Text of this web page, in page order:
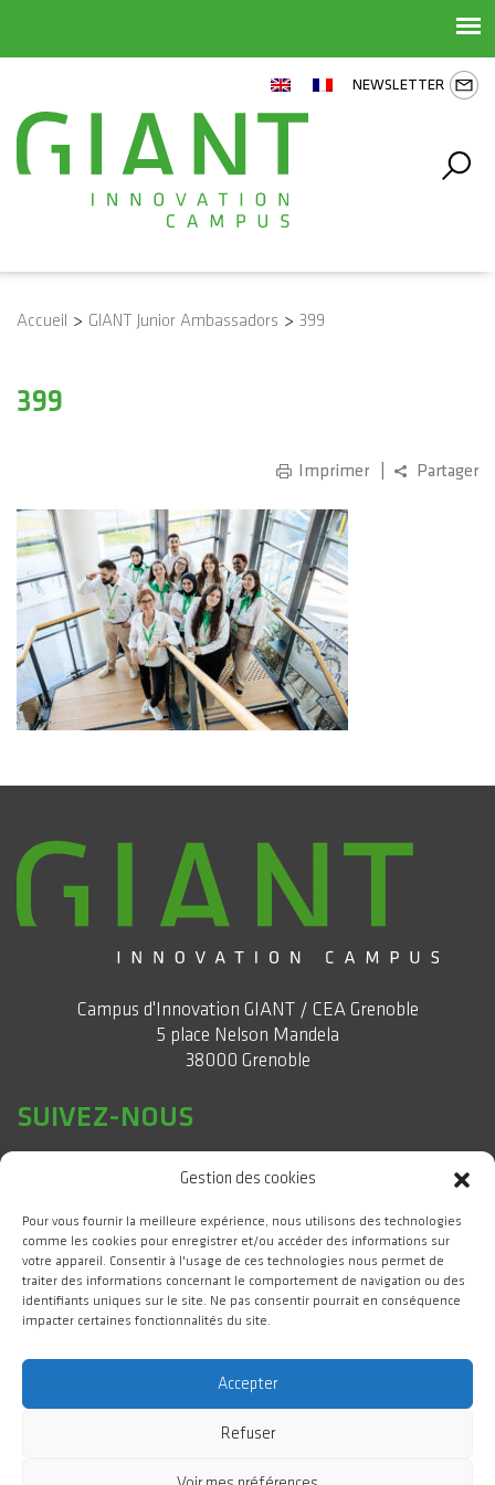
Gestion des cookies
Pour vous fournir la meilleure expérience, nous utilisons des technologies
comme les cookies pour enregistrer et/ou accéder des informations sur
votre appareil. Consentir à l'usage de ces technologies nous permet de
traiter des informations concernant le comportement de navigation ou des
identifiants uniques sur le site. Ne pas consentir pourrait en conséquence
impacter certaines fonctionnalités du site.
Accepter
Refuser
NEWSLETTER
Accueil > GIANT Junior Ambassadors > 399
399
Imprimer Partager
Campus d'Innovation GIANT / CEA Grenoble
5 place Nelson Mandela
38000 Grenoble
SUIVEZ-NOUS
#WeAreGIANT